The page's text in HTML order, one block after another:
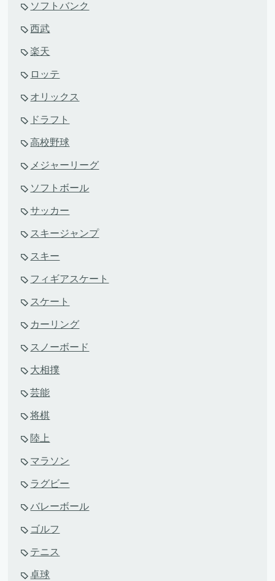
ソフトバンク
西武
楽天
ロッテ
オリックス
ドラフト
高校野球
メジャーリーグ
ソフトボール
サッカー
スキージャンプ
スキー
フィギアスケート
スケート
カーリング
スノーボード
大相撲
芸能
将棋
陸上
マラソン
ラグビー
バレーボール
ゴルフ
テニス
卓球